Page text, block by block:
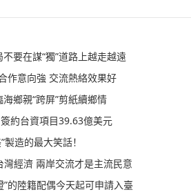
要在謀“獨”道路上越走越遠
作意向強 交流熱絡效果好
鄉親“跨屏”剪紙續鄉情
約台資項目39.63億美元
製造的最大笑話！
灣經濟 兩岸交流才是主流民意
的陸籍配偶今天起可申請入臺